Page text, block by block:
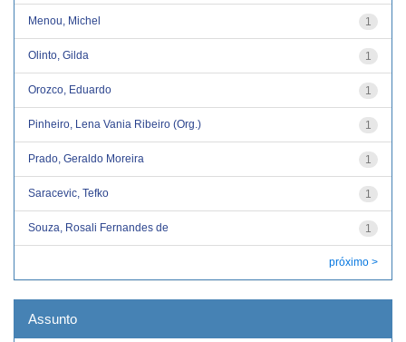
1
Menou, Michel
1
Olinto, Gilda
1
Orozco, Eduardo
1
Pinheiro, Lena Vania Ribeiro (Org.)
1
Prado, Geraldo Moreira
1
Saracevic, Tefko
1
Souza, Rosali Fernandes de
próximo >
Assunto